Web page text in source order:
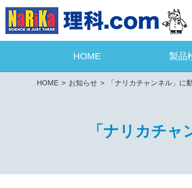
HOME 製品
HOME お知らせ 「ナリカチャンネル」に
「ナリカチ